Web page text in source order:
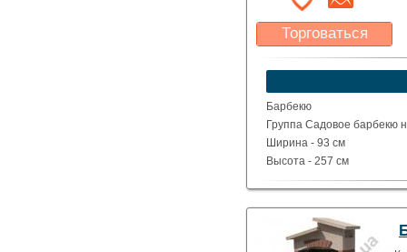
Торговаться
Какая цена Вас
устроит?
Указать цену
Барбекю
Группа Садовое барбекю
Ширина - 93 см
Высота - 257 см
Глубина - 104 см